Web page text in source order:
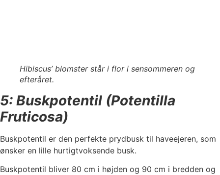
Hibiscus’ blomster står i flor i sensommeren og
efteråret.
5: Buskpotentil (Potentilla
Fruticosa)
Buskpotentil er den perfekte prydbusk til haveejeren, som
ønsker en lille hurtigtvoksende busk.
Buskpotentil bliver 80 cm i højden og 90 cm i bredden og